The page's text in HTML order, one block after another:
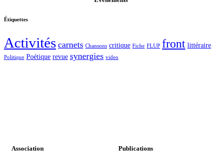
Étiquettes
Activités carnets Chansons critique Fiche FLUP front littéraire
Politique Poétique revue synergies video
Association Publications